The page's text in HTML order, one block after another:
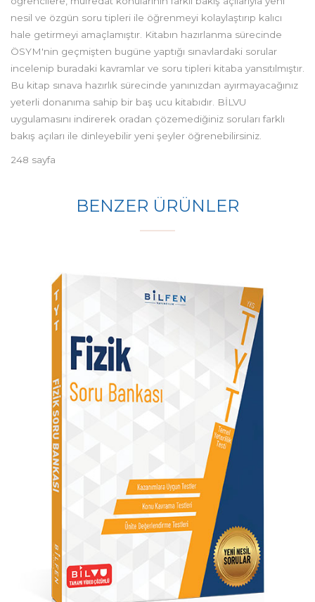
nesil ve özgün soru tipleri ile öğrenmeyi kolaylaştırıp kalıcı
hale getirmeyi amaçlamıştır. Kitabın hazırlanma sürecinde
ÖSYM'nin geçmişten bugüne yaptığı sınavlardaki sorular
incelenip buradaki kavramlar ve soru tipleri kitaba yansıtılmıştır.
Bu kitap sınava hazırlık sürecinde yanınızdan ayırmayacağınız
yeterli donanıma sahip bir baş ucu kitabıdır. BİLVU
uygulamasını indirerek oradan çözemediğiniz soruları farklı
bakış açıları ile dinleyebilir yeni şeyler öğrenebilirsiniz.
248 sayfa
BENZER ÜRÜNLER